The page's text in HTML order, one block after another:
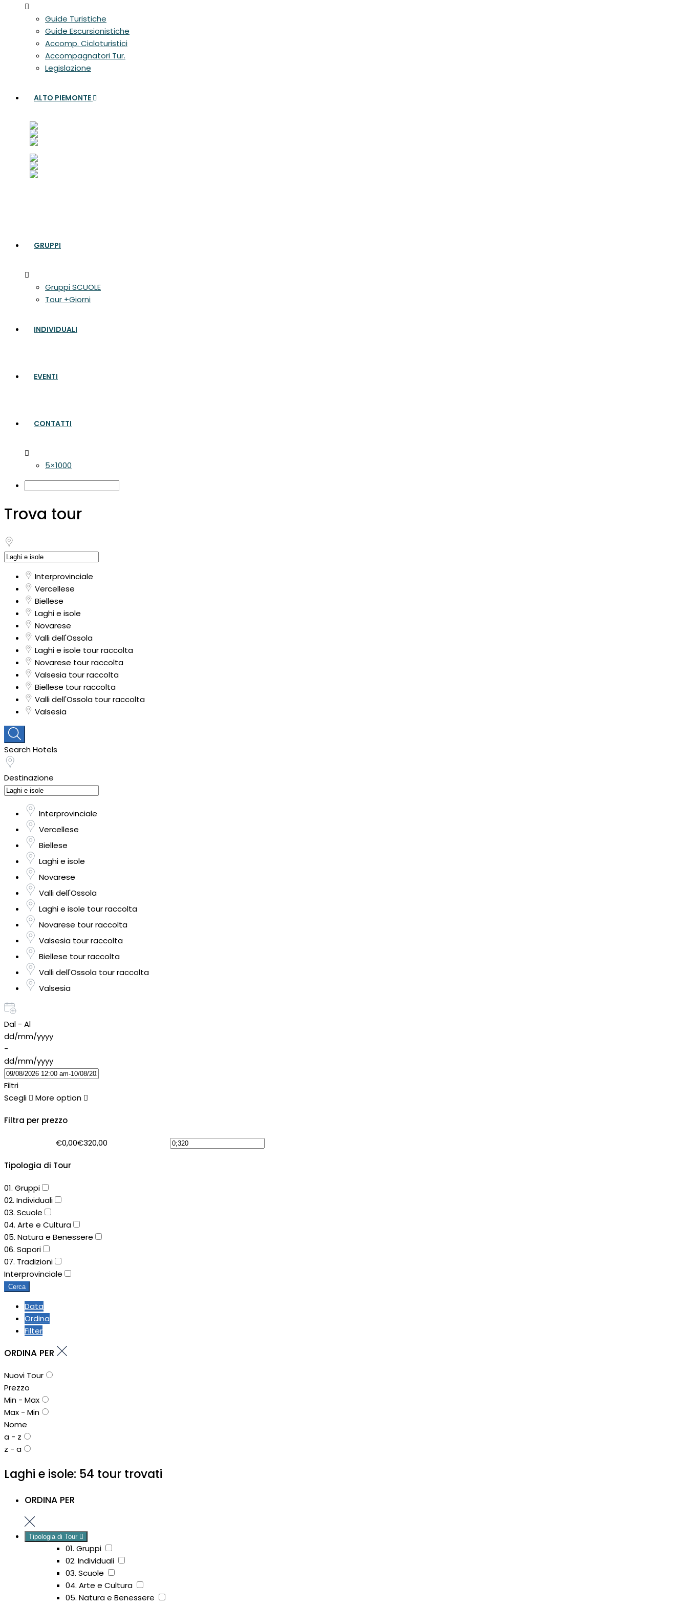
Guide Turistiche
Guide Escursionistiche
Accomp. Cicloturistici
Accompagnatori Tur.
Legislazione
ALTO PIEMONTE
GRUPPI
Gruppi SCUOLE
Tour +Giorni
INDIVIDUALI
EVENTI
CONTATTI
5×1000
Trova tour
Interprovinciale
Vercellese
Biellese
Laghi e isole
Novarese
Valli dell'Ossola
Laghi e isole tour raccolta
Novarese tour raccolta
Valsesia tour raccolta
Biellese tour raccolta
Valli dell'Ossola tour raccolta
Valsesia
Search Hotels
Destinazione
Interprovinciale
Vercellese
Biellese
Laghi e isole
Novarese
Valli dell'Ossola
Laghi e isole tour raccolta
Novarese tour raccolta
Valsesia tour raccolta
Biellese tour raccolta
Valli dell'Ossola tour raccolta
Valsesia
Dal - Al
dd/mm/yyyy
-
dd/mm/yyyy
Filtri
Scegli
More option
Filtra per prezzo
€0,00€320,00
Tipologia di Tour
01. Gruppi
02. Individuali
03. Scuole
04. Arte e Cultura
05. Natura e Benessere
06. Sapori
07. Tradizioni
Interprovinciale
Cerca
Data
Ordina
Filter
ORDINA PER
Nuovi Tour
Prezzo
Min - Max
Max - Min
Nome
a - z
z - a
Laghi e isole: 54 tour trovati
ORDINA PER
Tipologia di Tour
01. Gruppi
02. Individuali
03. Scuole
04. Arte e Cultura
05. Natura e Benessere